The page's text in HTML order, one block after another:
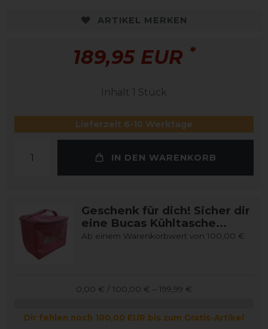
ARTIKEL MERKEN
189,95 EUR *
Inhalt 1 Stück
Lieferzeit 6-10 Werktage
IN DEN WARENKORB
Geschenk für dich! Sicher dir
eine Bucas Kühltasche...
Ab einem Warenkorbwert von 100,00 €
0,00 € / 100,00 € – 199,99 €
Dir fehlen noch 100,00 EUR bis zum Gratis-Artikel